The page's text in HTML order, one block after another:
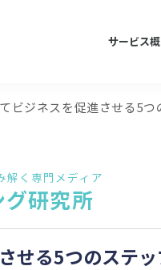
サービス
ビジネスを促進させる5
解く専門メディア
グ研究所
せる5つのステ